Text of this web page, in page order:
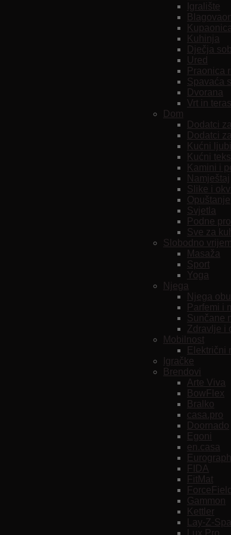
Igralište
Kupaonica
Kuhinja
Dječja
Ured
Praonica
Spavaća
Dvorana
Vrt in
Dom
Dodatci
Dodatci
Kućni
Kućni
Kamini i
Namještaj
Slike i
Opuštanje
Svjetla
Podne
Sve za
Slobodno
Masaža
Sport
Yoga
Njega
Njega
Parfemi i
Sunčane
Zdravlje i
Mobilnost
Električni
Igračke
Brendovi
Arte Viva
BowFlex
Bralko
casa.pro
Doornado
Egoni
en.casa
FIDA
FitMat
ForceField
Gammon
Kettler
Lay-Z-Spa